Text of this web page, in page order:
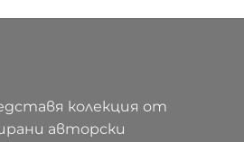
колекция от
авторски